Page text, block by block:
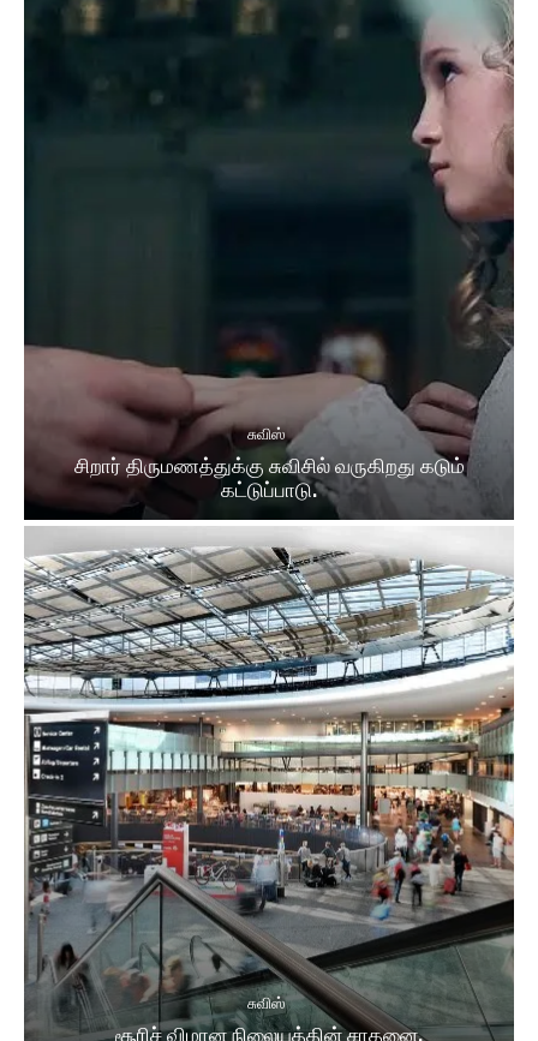
சுவிஸ்
சிறார் திருமணத்துக்கு சுவிசில் வருகிறது கடும்
கட்டுப்பாடு.
சுவிஸ்
சூரிச் விமான நிலையத்தின் சாதனை.